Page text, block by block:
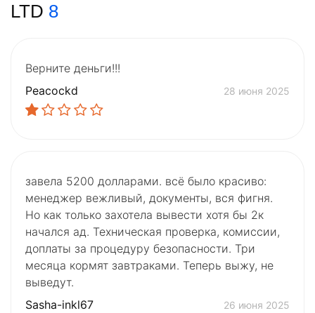
LTD 8
Верните деньги!!!
Peacockd
28 июня 2025
завела 5200 долларами. всё было красиво:
менеджер вежливый, документы, вся фигня.
Но как только захотела вывести хотя бы 2к
начался ад. Техническая проверка, комиссии,
доплаты за процедуру безопасности. Три
месяца кормят завтраками. Теперь выжу, не
выведут.
Sasha-inkl67
26 июня 2025